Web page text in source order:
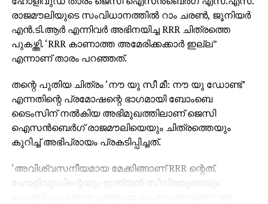
രാജമൗലിയുടെ സംവിധാനത്തില്‍ റാം ചരണ്‍, ജൂനിയര്‍
എന്‍.ടി.ആര്‍ എന്നിവര്‍ അഭിനയിച്ച RRR ചിത്രത്തെ
പുകഴ്ത്തി. ‘RRR കാണാത്ത അമേരിക്കക്കാര്‍ ഇല്ല”
എന്നാണ് താരം പറഞ്ഞത്.
തന്റെ പുതിയ ചിത്രം ‘നൗ യു സീ മീ: നൗ യു ഡോണ്ട്’
എന്നതിന്റെ പ്രമോഷന്റെ ഭാഗമായി ബോംബെ
ടൈംസിന് നല്‍കിയ അഭിമുഖത്തിലാണ് ജെസി
ഐസന്‍ബെര്‍ഗ് രാജമൗലിയെയും ചിത്രത്തെയും
കുറിച്ച് അഭിപ്രായം പ്രകടിപ്പിച്ചത്.
‘അവിശ്വസനീയമായ മേക്കിങ്ങാണ് RRR ന്റെത്.
ഹോളിവുഡിന്റെയും ഇന്ത്യന്‍ സിനിമയുടെയും